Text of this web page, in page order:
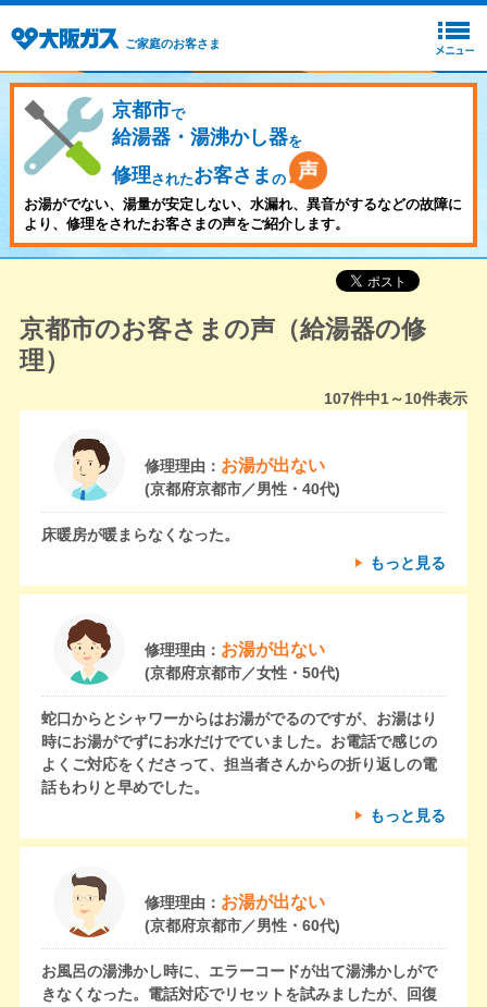
ご家庭のお客さま
京都市で
給湯器・湯沸かし器を
修理されたお客さま の
お湯がでない、湯量が安定しない、水漏れ、異音がするなどの故障に
より、修理をされたお客さまの声をご紹介します。
京都市のお客さまの声（給湯器の修
理）
107件中1～10件表示
修理理由： お湯が出ない
(京都府京都市／男性・40代)
床暖房が暖まらなくなった。
もっと見る
修理理由： お湯が出ない
(京都府京都市／女性・50代)
蛇口からとシャワーからはお湯がでるのですが、お湯はり
時にお湯がでずにお水だけでていました。お電話で感じの
よくご対応をくださって、担当者さんからの折り返しの電
話もわりと早めでした。
もっと見る
修理理由： お湯が出ない
(京都府京都市／男性・60代)
お風呂の湯沸かし時に、エラーコードが出て湯沸かしがで
きなくなった。電話対応でリセットを試みましたが、回復